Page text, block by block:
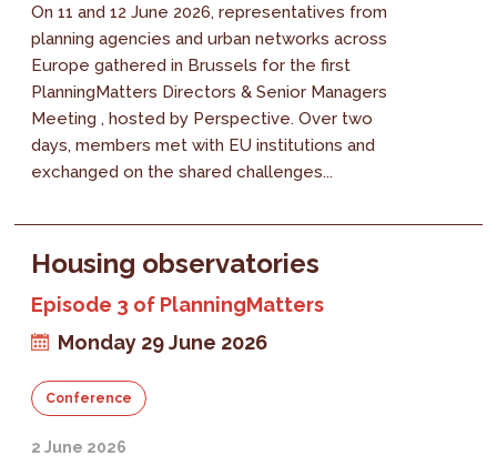
On 11 and 12 June 2026, representatives from
planning agencies and urban networks across
Europe gathered in Brussels for the first
PlanningMatters Directors & Senior Managers
Meeting , hosted by Perspective. Over two
days, members met with EU institutions and
exchanged on the shared challenges...
Housing observatories
Episode 3 of PlanningMatters
Monday 29 June 2026
Conference
2 June 2026